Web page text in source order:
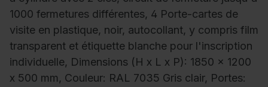
1000 fermetures différentes, 4 Porte-cartes de
visite en plastique, noir, autocollant, y compris film
transparent et étiquette blanche pour l'inscription
individuelle, Dimensions (H x L x P): 1850 x 1200
x 500 mm, Couleur: RAL 7035 Gris clair, Portes: